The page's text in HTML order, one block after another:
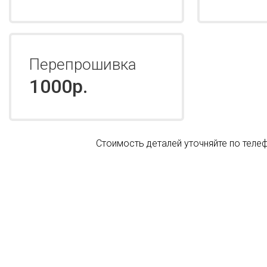
Перепрошивка
1000р.
Стоимость деталей уточняйте по